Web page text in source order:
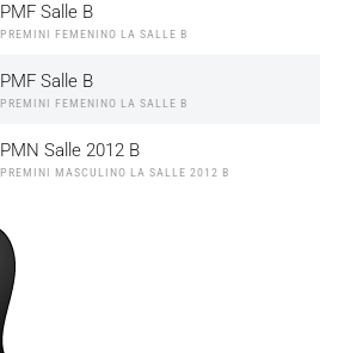
PMF Salle B
PREMINI FEMENINO LA SALLE B
PMF Salle B
PREMINI FEMENINO LA SALLE B
PMN Salle 2012 B
PREMINI MASCULINO LA SALLE 2012 B